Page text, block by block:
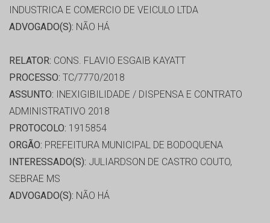
INDUSTRICA E COMERCIO DE VEICULO LTDA
ADVOGADO(S): NÃO HÁ
RELATOR: CONS. FLAVIO ESGAIB KAYATT
PROCESSO: TC/7770/2018
ASSUNTO: INEXIGIBILIDADE / DISPENSA E CONTRATO
ADMINISTRATIVO 2018
PROTOCOLO: 1915854
ORGÃO: PREFEITURA MUNICIPAL DE BODOQUENA
INTERESSADO(S): JULIARDSON DE CASTRO COUTO,
SEBRAE MS
ADVOGADO(S): NÃO HÁ